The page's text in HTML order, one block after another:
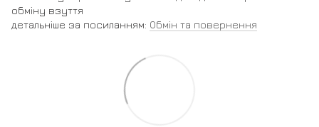
обміну взуття
детальніше за посиланням: Обмін та повернення